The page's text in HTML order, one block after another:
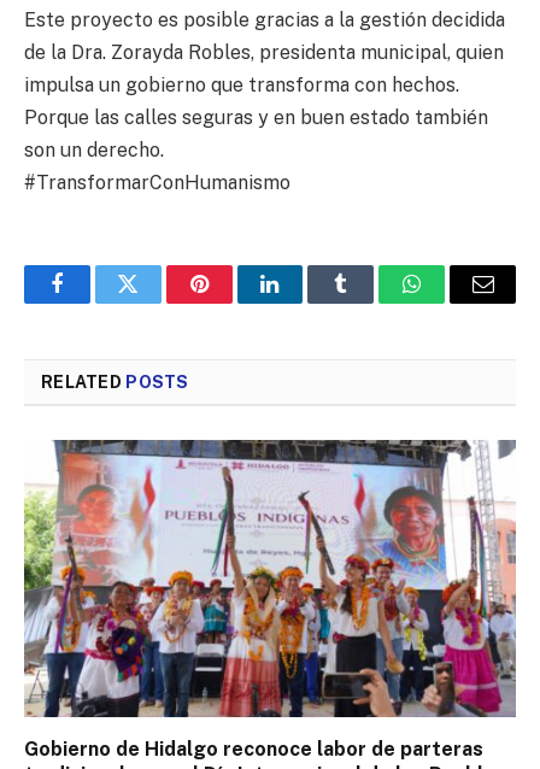
Este proyecto es posible gracias a la gestión decidida
de la Dra. Zorayda Robles, presidenta municipal, quien
impulsa un gobierno que transforma con hechos.
Porque las calles seguras y en buen estado también
son un derecho.
#TransformarConHumanismo
FacebookTwitter PinterestLinkedInTumblr WhatsAppEmail
RELATED POSTS
Gobierno de Hidalgo reconoce labor de parteras